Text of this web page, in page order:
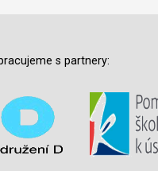
s partnery: